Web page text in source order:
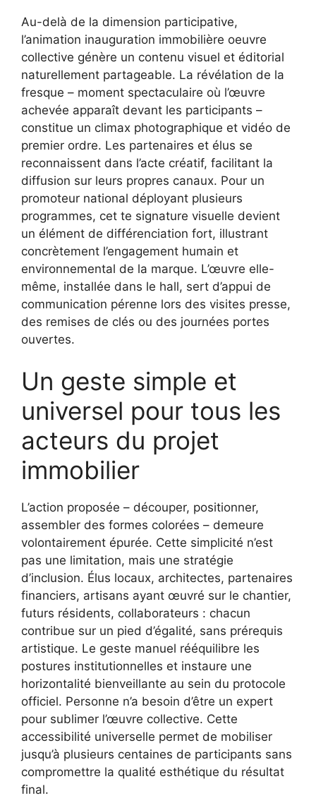
Au-delà de la dimension participative,
l’animation inauguration immobilière oeuvre
collective génère un contenu visuel et éditorial
naturellement partageable. La révélation de la
fresque – moment spectaculaire où l’œuvre
achevée apparaît devant les participants –
constitue un climax photographique et vidéo de
premier ordre. Les partenaires et élus se
reconnaissent dans l’acte créatif, facilitant la
diffusion sur leurs propres canaux. Pour un
promoteur national déployant plusieurs
programmes, cet te signature visuelle devient
un élément de différenciation fort, illustrant
concrètement l’engagement humain et
environnemental de la marque. L’œuvre elle-
même, installée dans le hall, sert d’appui de
communication pérenne lors des visites presse,
des remises de clés ou des journées portes
ouvertes.
Un geste simple et
universel pour tous les
acteurs du projet
immobilier
L’action proposée – découper, positionner,
assembler des formes colorées – demeure
volontairement épurée. Cette simplicité n’est
pas une limitation, mais une stratégie
d’inclusion. Élus locaux, architectes, partenaires
financiers, artisans ayant œuvré sur le chantier,
futurs résidents, collaborateurs : chacun
contribue sur un pied d’égalité, sans prérequis
artistique. Le geste manuel rééquilibre les
postures institutionnelles et instaure une
horizontalité bienveillante au sein du protocole
officiel. Personne n’a besoin d’être un expert
pour sublimer l’œuvre collective. Cette
accessibilité universelle permet de mobiliser
jusqu’à plusieurs centaines de participants sans
compromettre la qualité esthétique du résultat
final.